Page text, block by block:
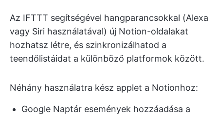
Az IFTTT segítségével hangparancsokkal (Alexa
vagy Siri használatával) új Notion-oldalakat
hozhatsz létre, és szinkronizálhatod a
teendőlistáidat a különböző platformok között.
Néhány használatra kész applet a Notionhoz:
Google Naptár események hozzáadása a